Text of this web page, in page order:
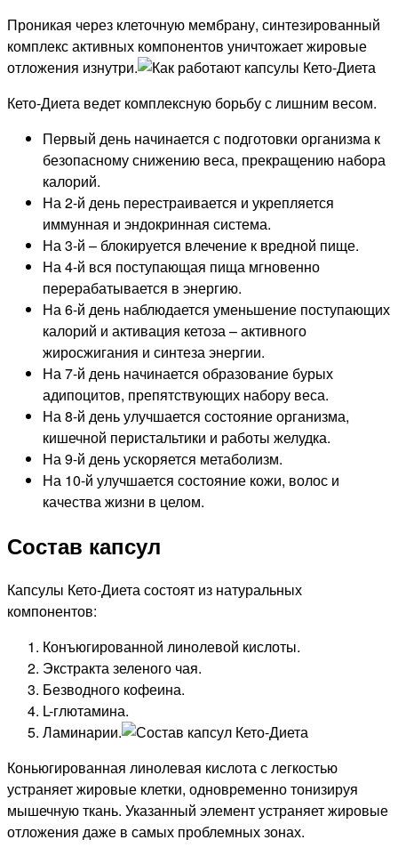
Проникая через клеточную мембрану, синтезированный
комплекс активных компонентов уничтожает жировые
отложения изнутри.
Кето-Диета ведет комплексную борьбу с лишним весом.
Первый день начинается с подготовки организма к
безопасному снижению веса, прекращению набора
калорий.
На 2-й день перестраивается и укрепляется
иммунная и эндокринная система.
На 3-й – блокируется влечение к вредной пище.
На 4-й вся поступающая пища мгновенно
перерабатывается в энергию.
На 6-й день наблюдается уменьшение поступающих
калорий и активация кетоза – активного
жиросжигания и синтеза энергии.
На 7-й день начинается образование бурых
адипоцитов, препятствующих набору веса.
На 8-й день улучшается состояние организма,
кишечной перистальтики и работы желудка.
На 9-й день ускоряется метаболизм.
На 10-й улучшается состояние кожи, волос и
качества жизни в целом.
Состав капсул
Капсулы Кето-Диета состоят из натуральных
компонентов:
Конъюгированной линолевой кислоты.
Экстракта зеленого чая.
Безводного кофеина.
L-глютамина.
Ламинарии.
Коньюгированная линолевая кислота с легкостью
устраняет жировые клетки, одновременно тонизируя
мышечную ткань. Указанный элемент устраняет жировые
отложения даже в самых проблемных зонах.